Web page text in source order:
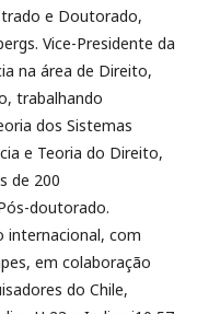
e Doutorado,
Vice-Presidente da
na área de Direito,
trabalhando
dos Sistemas
e Teoria do Direito,
de 200
doutorado.
internacional, com
em colaboração
do Chile,